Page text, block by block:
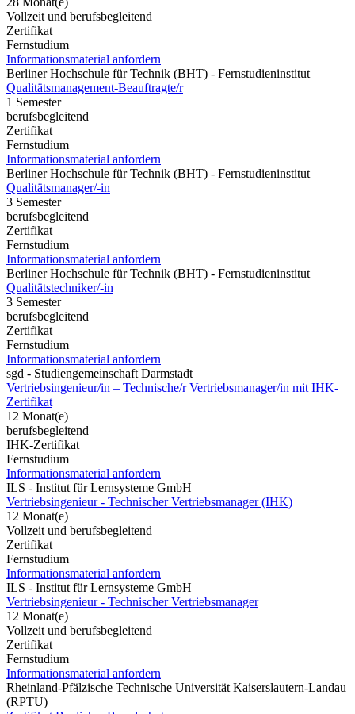
Vollzeit und berufsbegleitend
Zertifikat
Fernstudium
Informationsmaterial anfordern
Berliner Hochschule für Technik (BHT) - Fernstudieninstitut
Qualitätsmanagement-Beauftragte/r
1 Semester
berufsbegleitend
Zertifikat
Fernstudium
Informationsmaterial anfordern
Berliner Hochschule für Technik (BHT) - Fernstudieninstitut
Qualitätsmanager/-in
3 Semester
berufsbegleitend
Zertifikat
Fernstudium
Informationsmaterial anfordern
Berliner Hochschule für Technik (BHT) - Fernstudieninstitut
Qualitätstechniker/-in
3 Semester
berufsbegleitend
Zertifikat
Fernstudium
Informationsmaterial anfordern
sgd - Studiengemeinschaft Darmstadt
Vertriebsingenieur/in – Technische/r Vertriebsmanager/in mit IHK-
Zertifikat
12 Monat(e)
berufsbegleitend
IHK-Zertifikat
Fernstudium
Informationsmaterial anfordern
ILS - Institut für Lernsysteme GmbH
Vertriebsingenieur - Technischer Vertriebsmanager (IHK)
12 Monat(e)
Vollzeit und berufsbegleitend
Zertifikat
Fernstudium
Informationsmaterial anfordern
ILS - Institut für Lernsysteme GmbH
Vertriebsingenieur - Technischer Vertriebsmanager
12 Monat(e)
Vollzeit und berufsbegleitend
Zertifikat
Fernstudium
Informationsmaterial anfordern
Rheinland-Pfälzische Technische Universität Kaiserslautern-Landau
(RPTU)